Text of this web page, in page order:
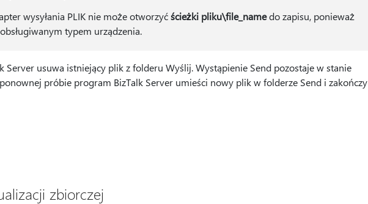
wysyłania PLIK nie może otworzyćścieżki pliku\file_namedo zapisu, ponieważ
typem urządzenia.
Server usuwa istniejący plik z folderu Wyślij. Wystąpienie Send pozostaje w stanie
próbie program BizTalk Server umieści nowy plik w folderze Send i zakończy
zbiorczej